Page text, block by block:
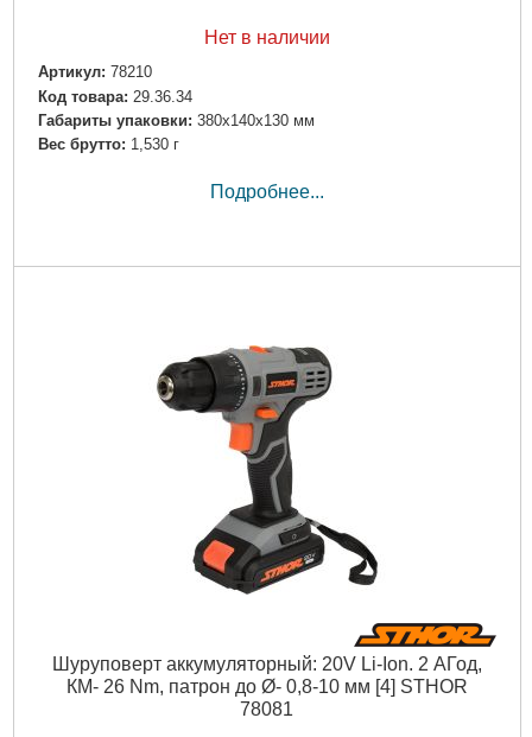
Нет в наличии
Артикул: 78210
Код товара: 29.36.34
Габариты упаковки: 380x140x130 мм
Вес брутто: 1,530 г
Подробнее...
Шуруповерт аккумуляторный: 20V Li-Ion. 2 АГод,
КМ- 26 Nm, патрон до Ø- 0,8-10 мм [4] STHOR
78081